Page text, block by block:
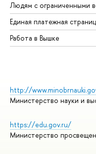
Людям с ограниченными
Единая платежная
Работа в Вышке
http://
Министерство науки и
https://edu.gov.ru/
Министерство